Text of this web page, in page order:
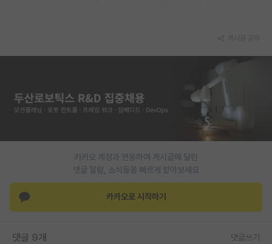
카카오 계정과 연동하여 게시글에 달린
댓글 알람, 소식등을 빠르게 받아보세요
카카오로 시작하기
댓글 9개 댓글쓰기